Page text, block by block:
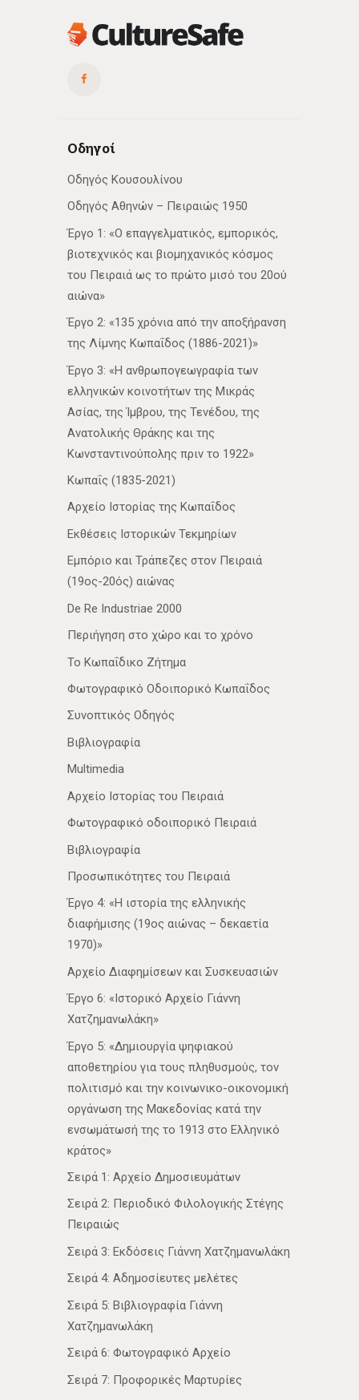
Οδηγοί
Οδηγός Κουσουλίνου
Οδηγός Αθηνών – Πειραιώς 1950
Έργο 1: «Ο επαγγελματικός, εμπορικός,
βιοτεχνικός και βιομηχανικός κόσμος
του Πειραιά ως το πρώτο μισό του 20ού
αιώνα»
Έργο 2: «135 χρόνια από την αποξήρανση
της Λίμνης Κωπαΐδος (1886-2021)»
Έργο 3: «Η ανθρωπογεωγραφία των
ελληνικών κοινοτήτων της Μικράς
Ασίας, της Ίμβρου, της Τενέδου, της
Ανατολικής Θράκης και της
Κωνσταντινούπολης πριν το 1922»
Κωπαΐς (1835-2021)
Αρχείο Ιστορίας της Κωπαΐδος
Εκθέσεις Ιστορικών Τεκμηρίων
Εμπόριο και Τράπεζες στον Πειραιά
(19ος-20ός) αιώνας
De Re Industriae 2000
Περιήγηση στο χώρο και το χρόνο
Το Κωπαΐδικο Ζήτημα
Φωτογραφικό Οδοιπορικό Κωπαΐδος
Συνοπτικός Οδηγός
Βιβλιογραφία
Multimedia
Αρχείο Ιστορίας του Πειραιά
Φωτογραφικό οδοιπορικό Πειραιά
Βιβλιογραφία
Προσωπικότητες του Πειραιά
Έργο 4: «Η ιστορία της ελληνικής
διαφήμισης (19ος αιώνας – δεκαετία
1970)»
Αρχείο Διαφημίσεων και Συσκευασιών
Έργο 6: «Ιστορικό Αρχείο Γιάννη
Χατζημανωλάκη»
Έργο 5: «Δημιουργία ψηφιακού
αποθετηρίου για τους πληθυσμούς, τον
πολιτισμό και την κοινωνικο-οικονομική
οργάνωση της Μακεδονίας κατά την
ενσωμάτωσή της το 1913 στο Ελληνικό
κράτος»
Σειρά 1: Αρχείο Δημοσιευμάτων
Σειρά 2: Περιοδικό Φιλολογικής Στέγης
Πειραιώς
Σειρά 3: Εκδόσεις Γιάννη Χατζημανωλάκη
Σειρά 4: Αδημοσίευτες μελέτες
Σειρά 5: Βιβλιογραφία Γιάννη
Χατζημανωλάκη
Σειρά 6: Φωτογραφικό Αρχείο
Σειρά 7: Προφορικές Μαρτυρίες